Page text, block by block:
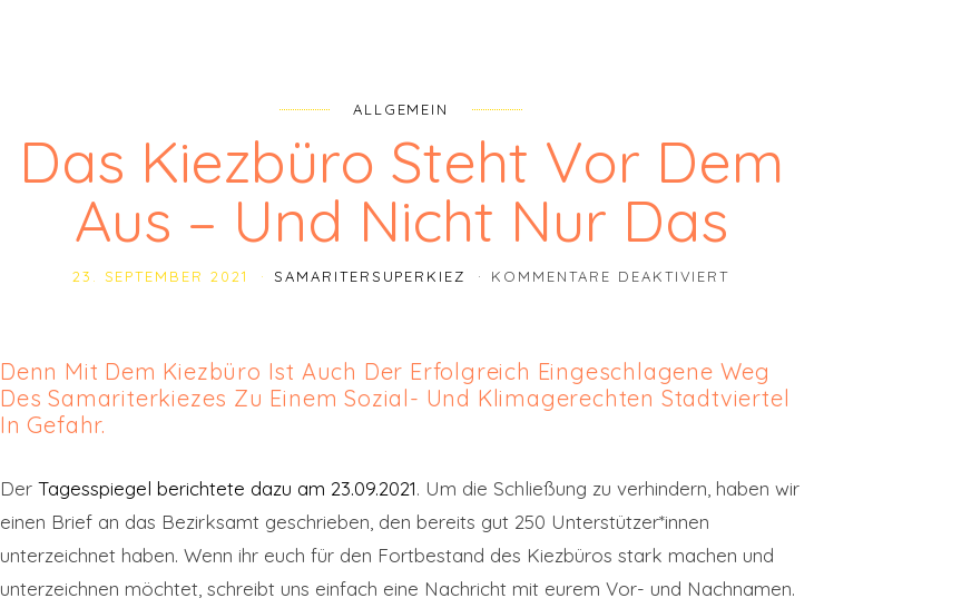
ALLGEMEIN
Das Kiezbüro Steht Vor Dem
Aus – Und Nicht Nur Das
23. SEPTEMBER 2021 SAMARITERSUPERKIEZ KOMMENTARE DEAKTIVIERT
Denn Mit Dem Kiezbüro Ist Auch Der Erfolgreich Eingeschlagene Weg
Des Samariterkiezes Zu Einem Sozial- Und Klimagerechten Stadtviertel
In Gefahr.
Der Tagesspiegel berichtete dazu am 23.09.2021. Um die Schließung zu verhindern, haben wir
einen Brief an das Bezirksamt geschrieben, den bereits gut 250 Unterstützer*innen
unterzeichnet haben. Wenn ihr euch für den Fortbestand des Kiezbüros stark machen und
unterzeichnen möchtet, schreibt uns einfach eine Nachricht mit eurem Vor- und Nachnamen.